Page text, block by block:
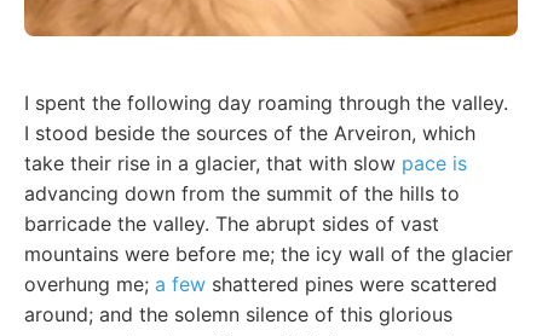
I spent the following day roaming through the valley.
I stood beside the sources of the Arveiron, which
take their rise in a glacier, that with slow pace is
advancing down from the summit of the hills to
barricade the valley. The abrupt sides of vast
mountains were before me; the icy wall of the glacier
overhung me; a few shattered pines were scattered
around; and the solemn silence of this glorious